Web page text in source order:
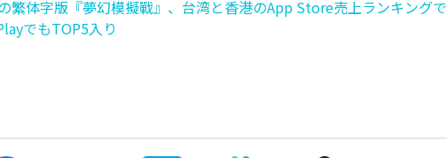
繁体字版『夢幻模擬戰』、台湾と香港のApp Store売上ランキングで
でもTOP5入り